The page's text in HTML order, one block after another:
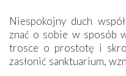
Niespokojny duch
znać o sobie w sposób
trosce o prostotę i
zasłonić sanktuarium,